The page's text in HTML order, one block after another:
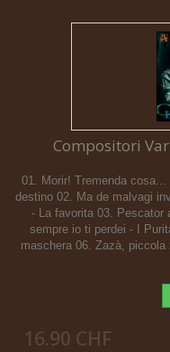
Compositori
01. Morir! Tremenda
destino 02. Ma de malvagi
- La favorita 03. Pescator
sempre io ti perdei - I
maschera 06. Zazà,
16.90 CHF